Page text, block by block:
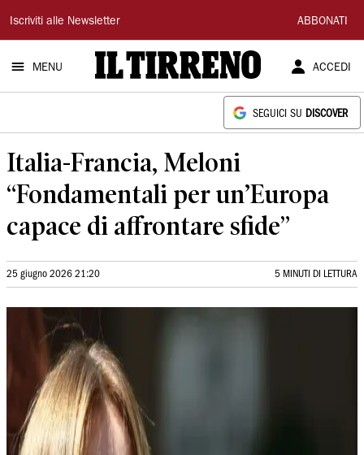
Il
Tirreno
Iscriviti alle Newsletter ABBONATI
MENU ACCEDI
SEGUICI SU DISCOVER
Italia-Francia, Meloni
“Fondamentali per un’Europa
capace di affrontare sfide”
25 giugno 2026 21:20 5 MINUTI DI LETTURA